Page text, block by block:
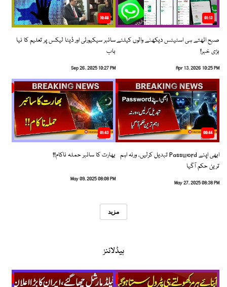
01:13
صبح اٹھتے ہی اسٹیٹس دیکھنے والوں کیلئے
بڑی خبر!
Apr 13, 2026 10:25 PM
10:48
سائبر سیکیورٹی اور ڈیٹا لیکس پر تعلیم کا نیا
باب
Sep 26, 2025 10:27 PM
00:44
ابھی اپنے Password تبدیل کرلیں، ورنہ اہم
ترین حکم آگیا
May 27, 2025 08:38 PM
01:43
بھارت کا سائبر حملہ ناکام!!
May 09, 2025 08:08 PM
مزید
ہیڈلائنز